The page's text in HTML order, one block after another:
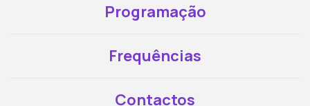
Programação
Frequências
Contactos